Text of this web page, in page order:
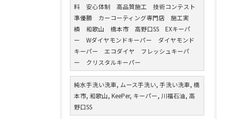
料 安心体制 高品質施工 技術コンテスト
準優勝 カーコーティング専門店 施工実
績 和歌山 橋本市 高野口SS EXキーパ
ー Wダイヤモンドキーパー ダイヤモンド
キーパー エコダイヤ フレッシュキーパ
ー クリスタルキーパー
純水手洗い洗車, ムース手洗い, 手洗い洗車, 橋
本市, 和歌山, KeePer, キーパー, 川福石油, 高
野口SS